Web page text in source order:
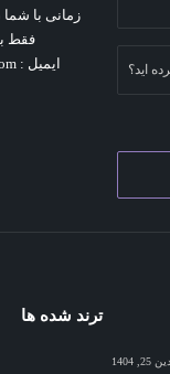
اید؟
زمانی با
فقط
ایمیل : raha777raha@gmail.com تماس : 09002047070
ترند شده ها
1404